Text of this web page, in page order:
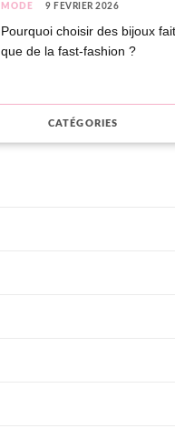
MODE 9 FÉVRIER 2026
Pourquoi choisir des bijoux
que de la fast-fashion ?
CATÉGORIES